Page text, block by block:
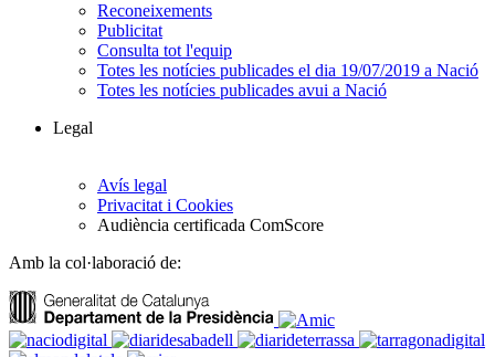
Reconeixements
Publicitat
Consulta tot l'equip
Totes les notícies publicades el dia 19/07/2019 a Nació
Totes les notícies publicades avui a Nació
Legal
Avís legal
Privacitat i Cookies
Audiència certificada ComScore
Amb la col·laboració de: